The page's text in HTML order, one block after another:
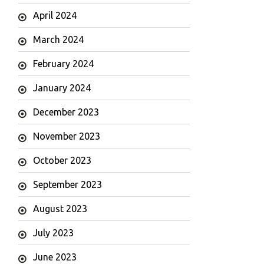
April 2024
March 2024
February 2024
January 2024
December 2023
November 2023
October 2023
September 2023
August 2023
July 2023
June 2023